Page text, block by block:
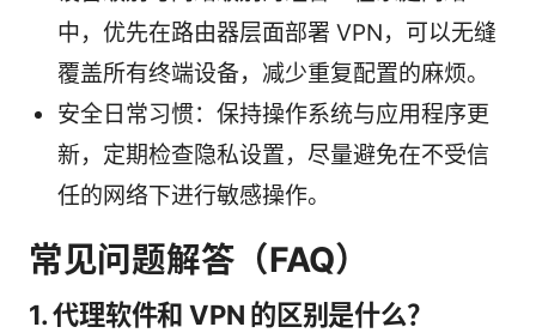
中，优先在路由器层面部署 VPN，可以无缝
覆盖所有终端设备，减少重复配置的麻烦。
安全日常习惯：保持操作系统与应用程序更
新，定期检查隐私设置，尽量避免在不受信
任的网络下进行敏感操作。
常见问题解答（FAQ）
1. 代理软件和 VPN 的区别是什么？